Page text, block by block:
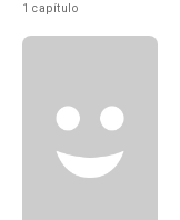
1 capítulo